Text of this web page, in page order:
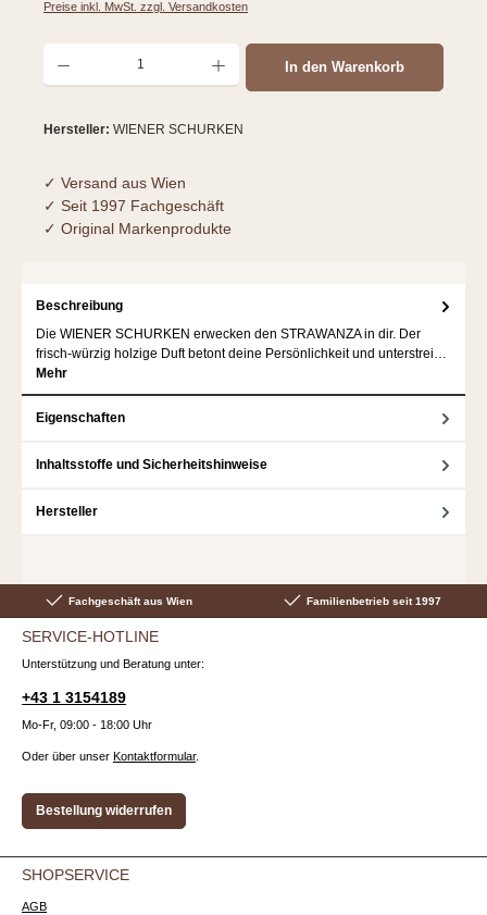
Preise inkl. MwSt. zzgl. Versandkosten
Produkt Anzahl: Gib den gewünschten Wert ein oder benutze die Schaltflächen um
In den Warenkorb
Hersteller: WIENER SCHURKEN
✓ Versand aus Wien
✓ Seit 1997 Fachgeschäft
✓ Original Markenprodukte
Beschreibung
Die WIENER SCHURKEN erwecken den STRAWANZA in dir. Der
frisch-würzig holzige Duft betont deine Persönlichkeit und unterstrei…
Mehr
Eigenschaften
Inhaltsstoffe und Sicherheitshinweise
Hersteller
Fachgeschäft aus Wien Familienbetrieb seit 1997
SERVICE-HOTLINE
Unterstützung und Beratung unter:
+43 1 3154189
Mo-Fr, 09:00 - 18:00 Uhr
Oder über unser Kontaktformular.
Bestellung widerrufen
SHOPSERVICE
AGB